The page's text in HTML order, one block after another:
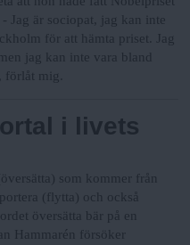
- Jag är sociopat, jag kan inte
för att hämta priset. Jag
jag kan inte vara bland
förlåt mig.
i livets
som kommer från
(flytta) och också
översätta bär på en
Hammarén försöker